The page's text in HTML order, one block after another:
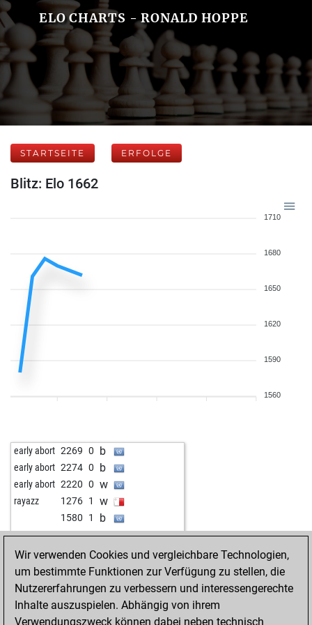
ELO CHARTS - RONALD HOPPE
STARTSEITE ERFOLGE
Blitz: Elo 1662
1710
1680
1650
1620
1590
1560
early abort 2269 0 b
early abort 2274 0 b
early abort 2220 0 w
rayazz 1276 1 w
1580 1 b
Wir verwenden Cookies und vergleichbare Technologien,
um bestimmte Funktionen zur Verfügung zu stellen, die
Nutzererfahrungen zu verbessern und interessengerechte
Inhalte auszuspielen. Abhängig von ihrem
Verwendungszweck können dabei neben technisch